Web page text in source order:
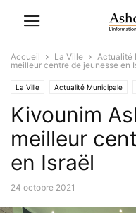
Accueil La Ville Actualité
meilleur centre de jeunesse en
La Ville Actualité Municipale
Kivounim
meilleur
en Israël
24 octobre 2021